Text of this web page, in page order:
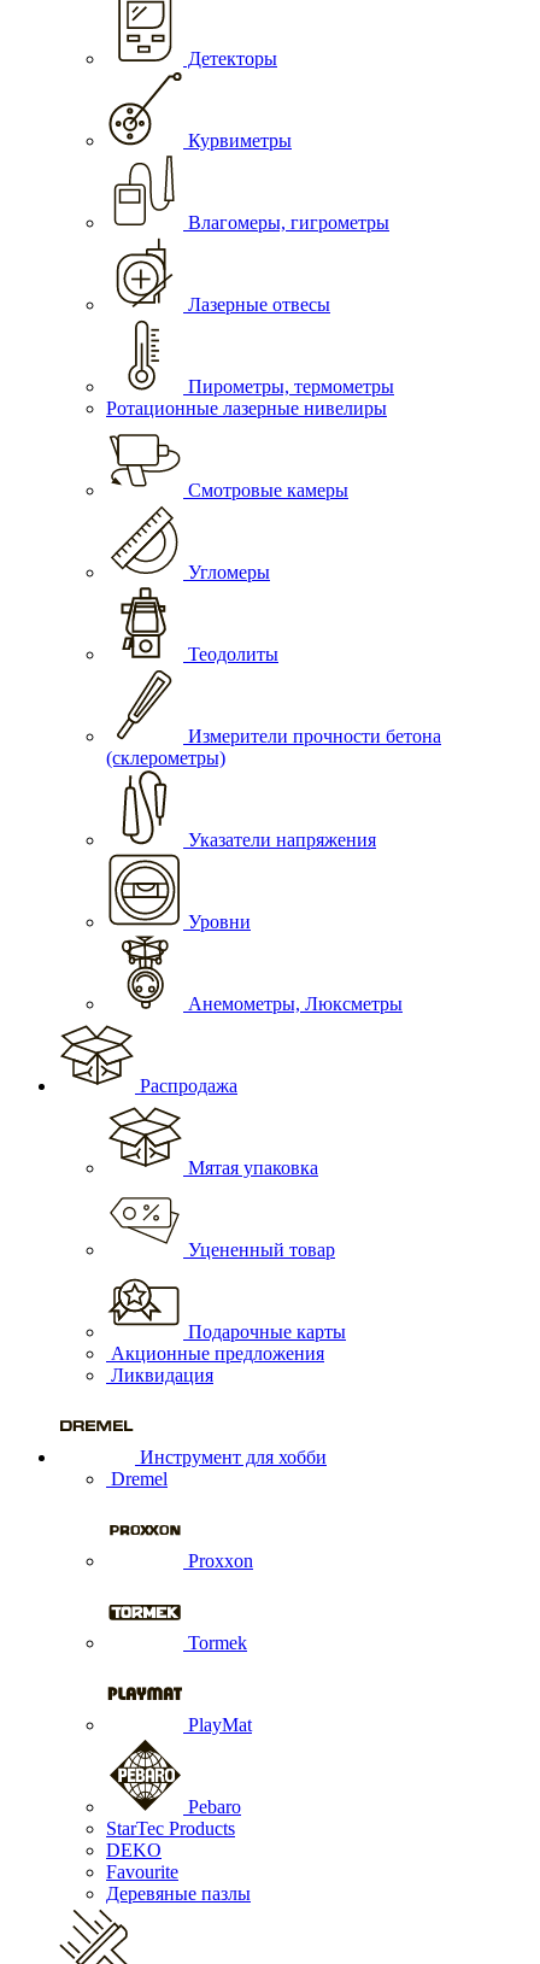
Детекторы
Курвиметры
Влагомеры, гигрометры
Лазерные отвесы
Пирометры, термометры
Ротационные лазерные нивелиры
Смотровые камеры
Угломеры
Теодолиты
Измерители прочности бетона
(склерометры)
Указатели напряжения
Уровни
Анемометры, Люксметры
Распродажа
Мятая упаковка
Уцененный товар
Подарочные карты
Акционные предложения
Ликвидация
Инструмент для хобби
Dremel
Proxxon
Tormek
PlayMat
Pebaro
StarTec Products
DEKO
Favourite
Деревяные пазлы